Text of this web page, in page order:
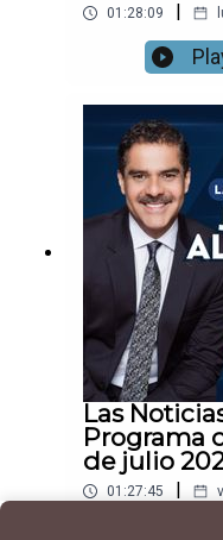
01:28:09
Las
Programa
de julio
01:27:45